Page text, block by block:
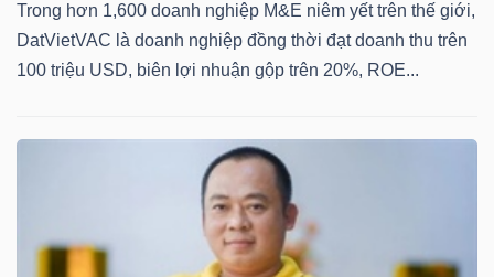
Trong hơn 1,600 doanh nghiệp M&E niêm yết trên thế giới,
DatVietVAC là doanh nghiệp đồng thời đạt doanh thu trên
100 triệu USD, biên lợi nhuận gộp trên 20%, ROE...
YẾU
TIÊU